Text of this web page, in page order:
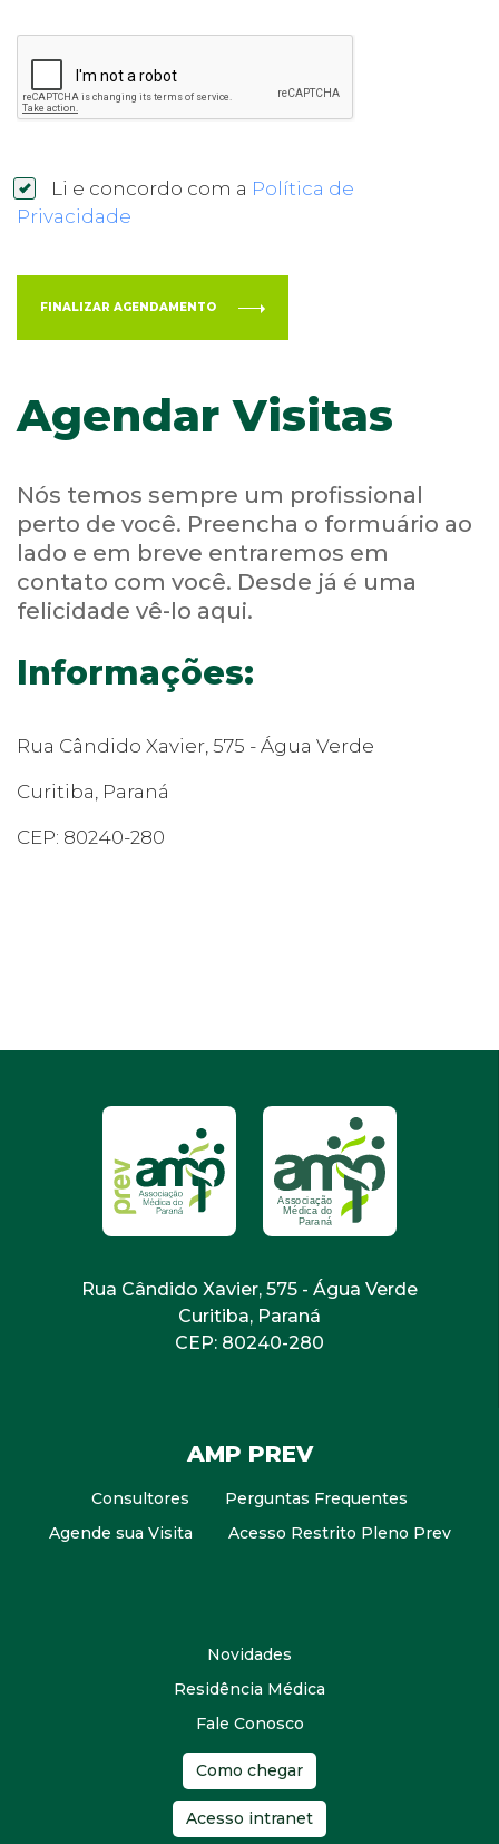
Li e concordo com a Política de
Privacidade
FINALIZAR AGENDAMENTO
Agendar Visitas
Nós temos sempre um profissional
perto de você. Preencha o formuário ao
lado e em breve entraremos em
contato com você. Desde já é uma
felicidade vê-lo aqui.
Informações:
Rua Cândido Xavier, 575 - Água Verde
Curitiba, Paraná
CEP: 80240-280
Rua Cândido Xavier, 575 - Água Verde
Curitiba, Paraná
CEP: 80240-280
AMP PREV
Consultores
Perguntas Frequentes
Agende sua Visita
Acesso Restrito Pleno Prev
Novidades
Residência Médica
Fale Conosco
Como chegar
Acesso intranet